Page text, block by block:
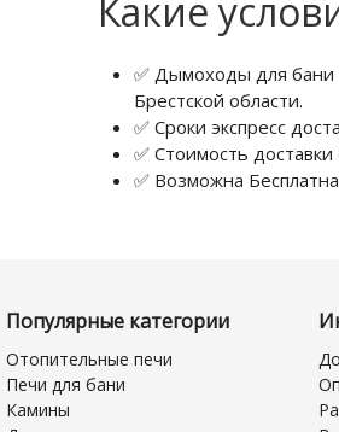
Какие
✅ Дымоходы для бани
Брестской области.
✅ Сроки экспресс
✅ Стоимость
✅ Возможна
Популярные категории
Отопительные печи
Печи для бани
Камины